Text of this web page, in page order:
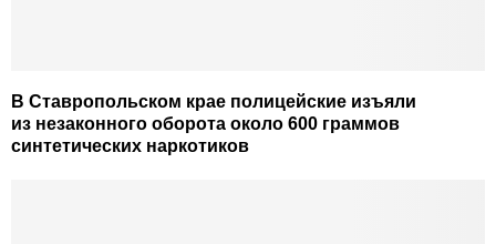
В Ставропольском крае полицейские изъяли
из незаконного оборота около 600 граммов
синтетических наркотиков